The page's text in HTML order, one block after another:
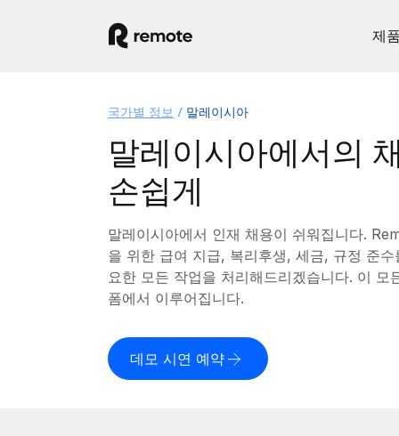
제
국가별 정보 말레이시아
말레이시아에서의
손쉽게
말레이시아에서 인재 채용이 쉬워집니다.
을 위한 급여 지급, 복리후생, 세금, 규정 준
요한 모든 작업을 처리해드리겠습니다. 이 모
폼에서 이루어집니다.
데모 시연 예약